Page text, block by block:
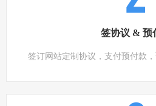
签协议 & 预
签订网站定制协议，支付预付款，